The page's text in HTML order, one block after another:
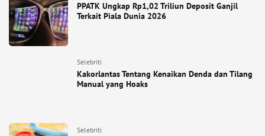
PPATK Ungkap Rp1,02 Triliun Deposit Ganjil
Terkait Piala Dunia 2026
Selebriti
Kakorlantas Tentang Kenaikan Denda dan Tilang
Manual yang Hoaks
Selebriti